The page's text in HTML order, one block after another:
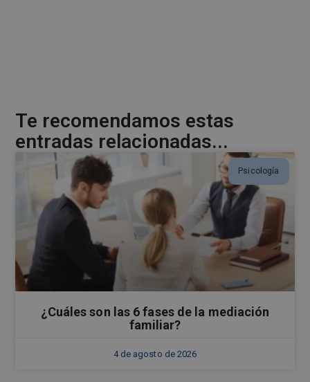
:
Te recomendamos estas
entradas relacionadas...
Psicología
¿Cuáles son las 6 fases de la mediación
familiar?
4 de agosto de 2026